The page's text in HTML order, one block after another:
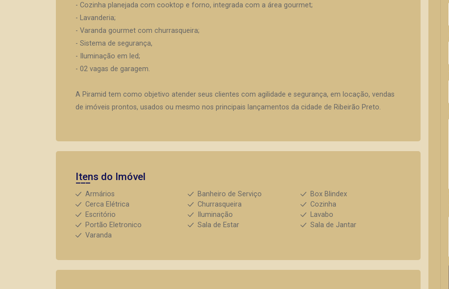
- Cozinha planejada com cooktop e forno, integrada com a área gourmet;
- Lavanderia;
- Varanda gourmet com churrasqueira;
- Sistema de segurança,
- Iluminação em led;
- 02 vagas de garagem.
A Piramid tem como objetivo atender seus clientes com agilidade e segurança, em locação, vendas
de imóveis prontos, usados ou mesmo nos principais lançamentos da cidade de Ribeirão Preto.
Itens do Imóvel
Armários Banheiro de Serviço
Box Blindex
Cerca Elétrica
Churrasqueira
Cozinha
Escritório
Iluminação
Lavabo
Portão Eletronico
Sala de Estar
Sala de Jantar
Varanda